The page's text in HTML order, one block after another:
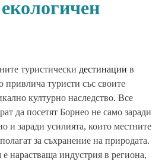
туристически дестинации в
туристи със своите
културно наследство. Все
да посетят Борнео не само заради
и заради усилията, които местните
за съхранение на природата.
нарастваща индустрия в региона,